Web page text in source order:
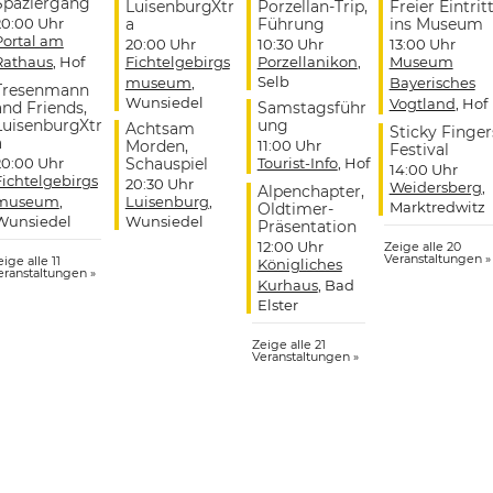
Uhr
am
, Hof
Friends,
Uhr
,
alle 11
»
LuisenburgXtr
a
20:00 Uhr
Fichtelgebirgs
museum,
Wunsiedel
Achtsam
Morden,
Schauspiel
20:30 Uhr
Luisenburg,
Wunsiedel
Porzellan-Trip,
Führung
10:30 Uhr
Porzellanikon,
Selb
Samstagsführ
ung
11:00 Uhr
Tourist-Info, Hof
Alpenchapter,
Oldtimer-
Präsentation
12:00 Uhr
Königliches
Kurhaus, Bad
Elster
Zeige alle 21
Veranstaltungen »
Freier Eintritt
ins Museum
13:00 Uhr
Museum
Bayerisches
Vogtland, Hof
Sticky
Festival
14:00 Uhr
Weidersberg,
Marktredwitz
Zeige alle 20
Veranstaltungen »